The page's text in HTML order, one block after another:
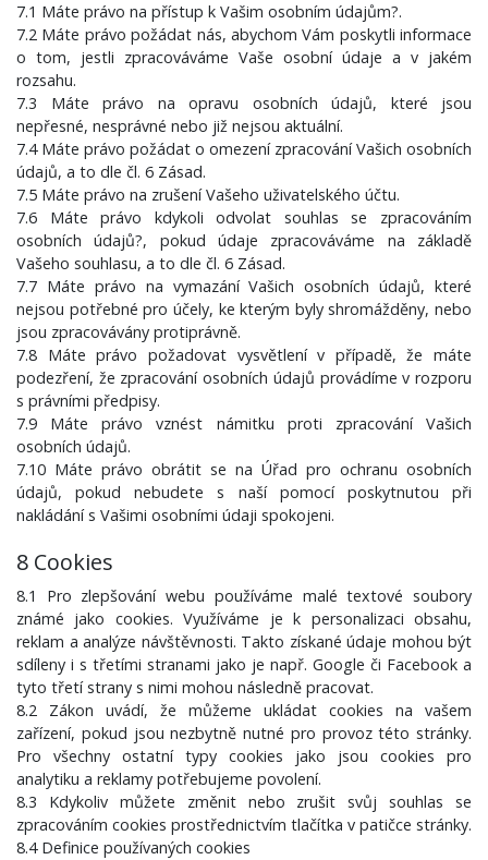
7.1 Máte právo na přístup k Vašim osobním údajům?.
7.2 Máte právo požádat nás, abychom Vám poskytli informace
o tom, jestli zpracováváme Vaše osobní údaje a v jakém
rozsahu.
7.3 Máte právo na opravu osobních údajů, které jsou
nepřesné, nesprávné nebo již nejsou aktuální.
7.4 Máte právo požádat o omezení zpracování Vašich osobních
údajů, a to dle čl. 6 Zásad.
7.5 Máte právo na zrušení Vašeho uživatelského účtu.
7.6 Máte právo kdykoli odvolat souhlas se zpracováním
osobních údajů?, pokud údaje zpracováváme na základě
Vašeho souhlasu, a to dle čl. 6 Zásad.
7.7 Máte právo na vymazání Vašich osobních údajů, které
nejsou potřebné pro účely, ke kterým byly shromážděny, nebo
jsou zpracovávány protiprávně.
7.8 Máte právo požadovat vysvětlení v případě, že máte
podezření, že zpracování osobních údajů provádíme v rozporu
s právními předpisy.
7.9 Máte právo vznést námitku proti zpracování Vašich
osobních údajů.
7.10 Máte právo obrátit se na Úřad pro ochranu osobních
údajů, pokud nebudete s naší pomocí poskytnutou při
nakládání s Vašimi osobními údaji spokojeni.
8 Cookies
8.1 Pro zlepšování webu používáme malé textové soubory
známé jako cookies. Využíváme je k personalizaci obsahu,
reklam a analýze návštěvnosti. Takto získané údaje mohou být
sdíleny i s třetími stranami jako je např. Google či Facebook a
tyto třetí strany s nimi mohou následně pracovat.
8.2 Zákon uvádí, že můžeme ukládat cookies na vašem
zařízení, pokud jsou nezbytně nutné pro provoz této stránky.
Pro všechny ostatní typy cookies jako jsou cookies pro
analytiku a reklamy potřebujeme povolení.
8.3 Kdykoliv můžete změnit nebo zrušit svůj souhlas se
zpracováním cookies prostřednictvím tlačítka v patičce stránky.
8.4 Definice používaných cookies